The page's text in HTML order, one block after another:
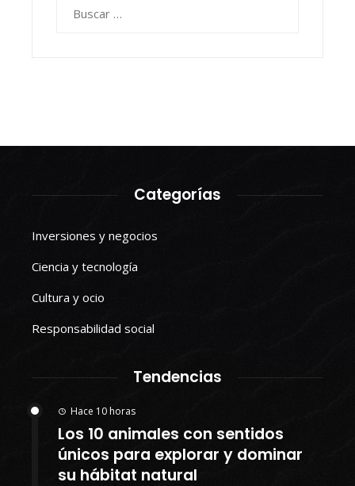
Categorías
Inversiones y negocios
Ciencia y tecnología
Cultura y ocio
Responsabilidad social
Tendencias
Hace 10 horas
Los 10 animales con sentidos
únicos para explorar y dominar
su hábitat natural